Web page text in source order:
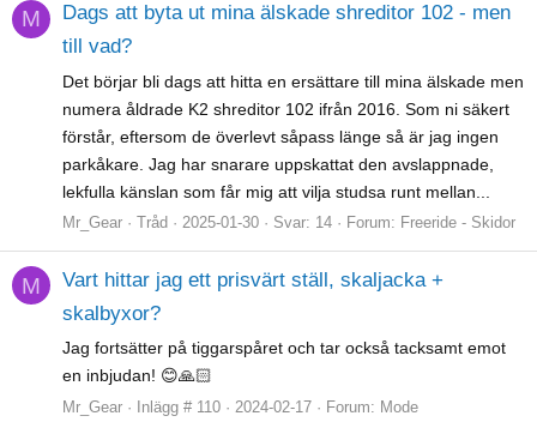
M
Dags att byta ut mina älskade shreditor 102 - men
till vad?
Det börjar bli dags att hitta en ersättare till mina älskade men
numera åldrade K2 shreditor 102 ifrån 2016. Som ni säkert
förstår, eftersom de överlevt såpass länge så är jag ingen
parkåkare. Jag har snarare uppskattat den avslappnade,
lekfulla känslan som får mig att vilja studsa runt mellan...
Mr_Gear Tråd 2025-01-30 Svar: 14 Forum: Freeride - Skidor
M
Vart hittar jag ett prisvärt ställ, skaljacka +
skalbyxor?
Jag fortsätter på tiggarspåret och tar också tacksamt emot
en inbjudan! 😊🙏🏻
Mr_Gear Inlägg # 110 2024-02-17 Forum: Mode